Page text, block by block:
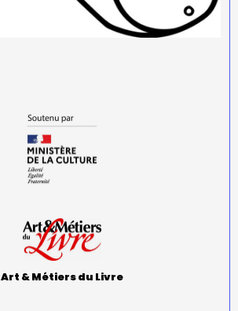
Art & Métiers du Livre